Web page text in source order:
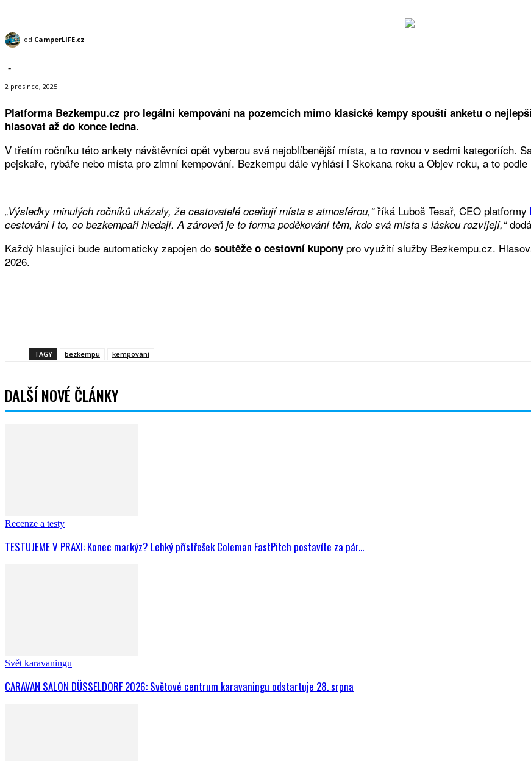
od CamperLIFE.cz
-
2 prosince, 2025
Platforma Bezkempu.cz pro legální kempování na pozemcích mimo klasické kempy spouští anketu o
hlasovat až do konce ledna.
V třetím ročníku této ankety návštěvníci opět vyberou svá nejoblíbenější místa, a to rovnou v sedmi kategoriích.
pejskaře, rybáře nebo místa pro zimní kempování. Bezkempu dále vyhlásí i Skokana roku a Objev roku, a to
„Výsledky minulých ročníků ukázaly, že cestovatelé oceňují místa s atmosférou,“říká Luboš Tesař, CEO platformy
cestování i to, co bezkempaři hledají. A zároveň je to forma poděkování těm, kdo svá místa s láskou rozvíjejí,“
Každý hlasující bude automaticky zapojen do soutěže o cestovní kupony pro využití služby Bezkempu.cz.
2026.
TAGY bezkempu kempování
DALŠÍ NOVÉ ČLÁNKY
Recenze a testy
TESTUJEME V PRAXI: Konec markýz? Lehký přístřešek Coleman FastPitch postavíte za pár...
Svět karavaningu
CARAVAN SALON DÜSSELDORF 2026: Světové centrum karavaningu odstartuje 28. srpna